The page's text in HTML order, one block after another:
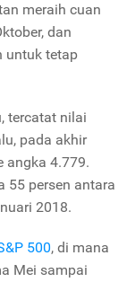
meraih cuan
dan
untuk tetap
tercatat nilai
pada akhir
angka 4.779.
55 persen antara
2018.
500, di mana
Mei sampai